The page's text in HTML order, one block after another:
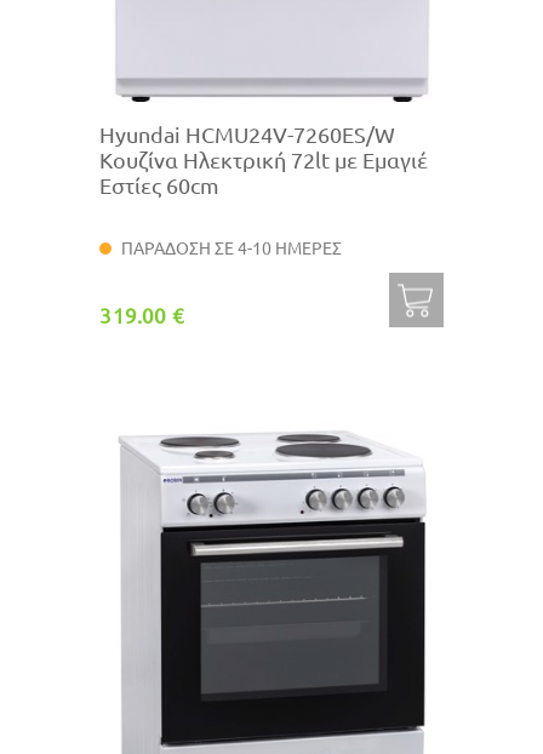
Hyundai HCMU24V-7260ES/W
Κουζίνα Ηλεκτρική 72lt με Εμαγιέ
Εστίες 60cm
ΠΑΡΑΔΟΣΗ ΣΕ 4-10 ΗΜΕΡΕΣ
319.00 €